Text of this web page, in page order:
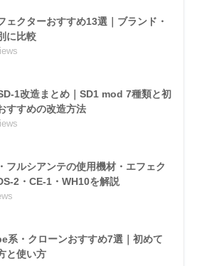
ェクターおすすめ13選｜ブランド・
に比較
1改造まとめ｜SD1 mod 7種類と初
すすめの改造方法
フルシアンテの使用機材・エフェク
2・CE-1・WH10を解説
系・クローンおすすめ7選｜初めて
と使い方